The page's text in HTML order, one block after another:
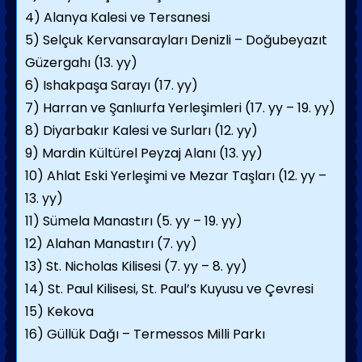
4) Alanya Kalesi ve Tersanesi
5) Selçuk Kervansarayları Denizli – Doğubeyazıt
Güzergahı (13. yy)
6) Ishakpaşa Sarayı (17. yy)
7) Harran ve Şanlıurfa Yerleşimleri (17. yy – 19. yy)
8) Diyarbakır Kalesi ve Surları (12. yy)
9) Mardin Kültürel Peyzaj Alanı (13. yy)
10) Ahlat Eski Yerleşimi ve Mezar Taşları (12. yy –
13. yy)
11) Sümela Manastırı (5. yy – 19. yy)
12) Alahan Manastırı (7. yy)
13) St. Nicholas Kilisesi (7. yy – 8. yy)
14) St. Paul Kilisesi, St. Paul’s Kuyusu ve Çevresi
15) Kekova
16) Güllük Dağı – Termessos Milli Parkı